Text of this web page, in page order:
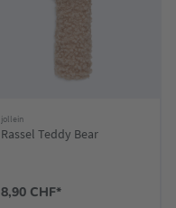
jollein
Rassel Teddy Bear
8,90 CHF*